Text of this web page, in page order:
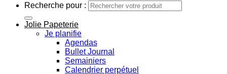
Recherche pour :
Jolie Papeterie
Je planifie
Agendas
Bullet Journal
Semainiers
Calendrier perpétuel